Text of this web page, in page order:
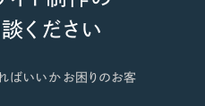
ください
ばいいかお困りのお客